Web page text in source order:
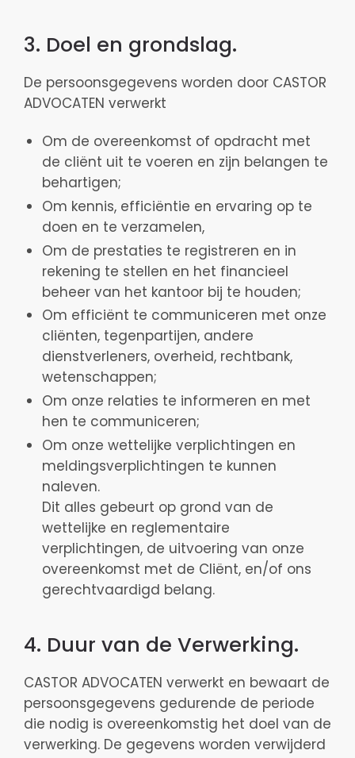
3. Doel en grondslag.
De persoonsgegevens worden door CASTOR
ADVOCATEN verwerkt
Om de overeenkomst of opdracht met
de cliënt uit te voeren en zijn belangen te
behartigen;
Om kennis, efficiëntie en ervaring op te
doen en te verzamelen,
Om de prestaties te registreren en in
rekening te stellen en het financieel
beheer van het kantoor bij te houden;
Om efficiënt te communiceren met onze
cliënten, tegenpartijen, andere
dienstverleners, overheid, rechtbank,
wetenschappen;
Om onze relaties te informeren en met
hen te communiceren;
Om onze wettelijke verplichtingen en
meldingsverplichtingen te kunnen
naleven.
Dit alles gebeurt op grond van de
wettelijke en reglementaire
verplichtingen, de uitvoering van onze
overeenkomst met de Cliënt, en/of ons
gerechtvaardigd belang.
4. Duur van de Verwerking.
CASTOR ADVOCATEN verwerkt en bewaart de
persoonsgegevens gedurende de periode
die nodig is overeenkomstig het doel van de
verwerking. De gegevens worden verwijderd